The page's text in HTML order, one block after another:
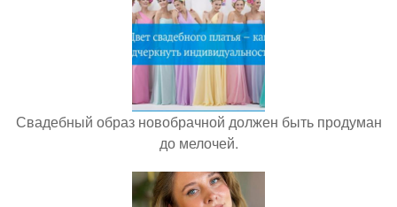
Свадебный образ новобрачной должен быть продуман
до мелочей.